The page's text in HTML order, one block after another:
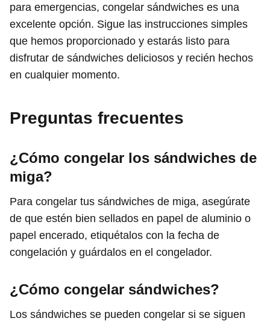
para emergencias, congelar sándwiches es una
excelente opción. Sigue las instrucciones simples
que hemos proporcionado y estarás listo para
disfrutar de sándwiches deliciosos y recién hechos
en cualquier momento.
Preguntas frecuentes
¿Cómo congelar los sándwiches de
miga?
Para congelar tus sándwiches de miga, asegúrate
de que estén bien sellados en papel de aluminio o
papel encerado, etiquétalos con la fecha de
congelación y guárdalos en el congelador.
¿Cómo congelar sándwiches?
Los sándwiches se pueden congelar si se siguen